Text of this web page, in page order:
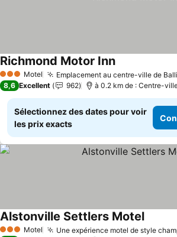
3 ÉtoilesMotel Emplacement au centre-ville de
Richmond Motor Inn
8,6 Excellent 962 à 0.2 km de : Centre-
Sélectionnez des dates pour voir
les prix exacts
3 ÉtoilesMotel Une expérience motel de style
Alstonville Settlers Motel